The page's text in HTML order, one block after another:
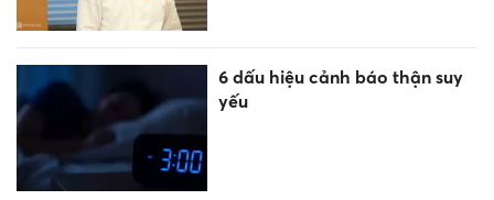
6 dấu hiệu cảnh báo thận suy
yếu